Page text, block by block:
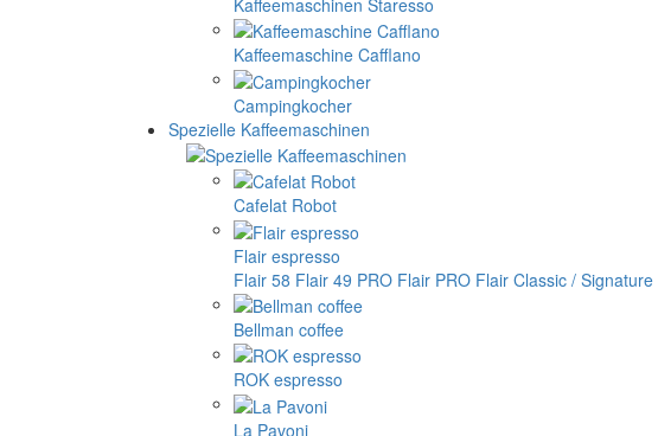
Kaffeemaschine Cafflano
Campingkocher
Spezielle Kaffeemaschinen
Cafelat Robot
Flair espresso
Flair 58 Flair 49 PRO Flair PRO Flair Classic / Signature
Bellman coffee
ROK espresso
La Pavoni